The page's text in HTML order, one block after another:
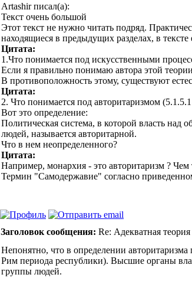
Artashir писал(а):
Текст очень большой
Этот текст не нужно читать подряд.
находящиеся в предыдущих разделах, в тексте
Цитата:
1.Что понимается под искусственными
Если я правильно понимаю автора этой
В противоположность этому, существуют
Цитата:
2. Что понимается под авторитаризмом
Вот это определение:
Политическая система, в которой власть над
людей, называется авторитарной.
Что в нем неопределенного?
Цитата:
Например, монархия - это авторитаризм ? Чем
Термин "Самодержавие" согласно
Заголовок сообщения: Re: Адекватная
Непонятно, что в определении
Рим периода республики). Высшие органы
группы людей.